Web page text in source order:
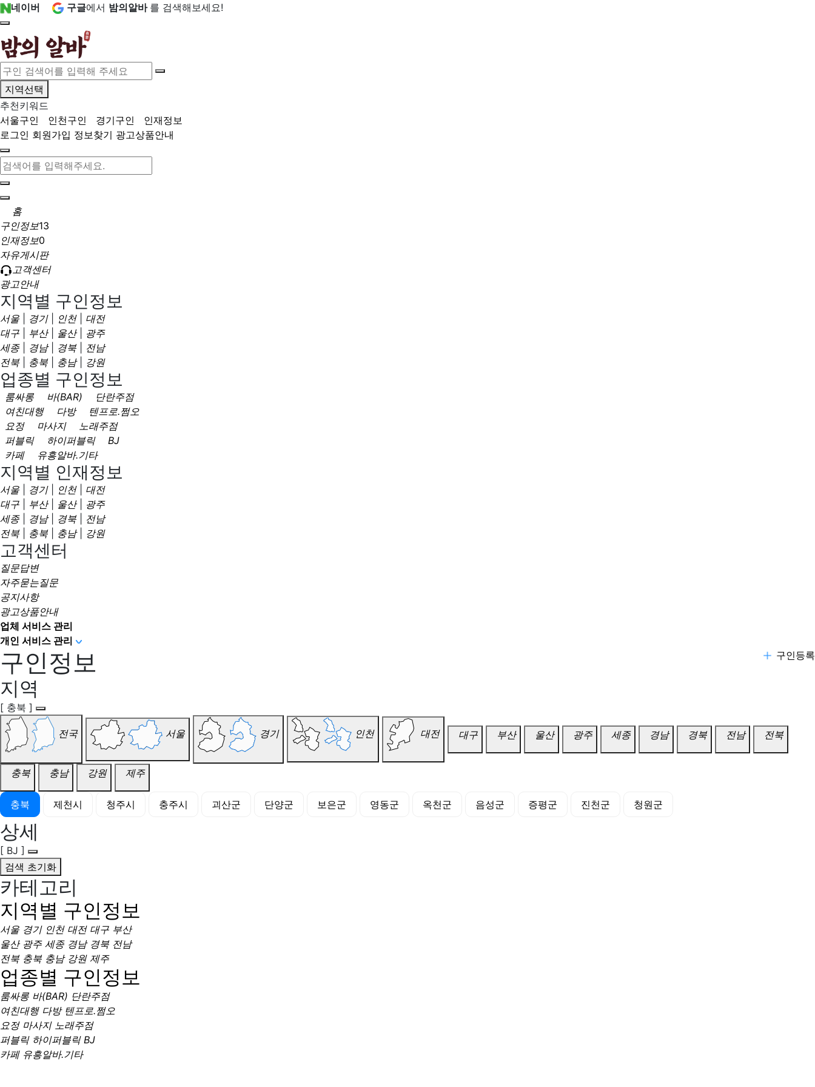
네이버 구글에서 밤의알바 를 검색해보세요!
지역선택
추천키워드
서울구인
인천구인 경기구인
인재정보
로그인 회원가입 정보찾기 광고상품안내
홈
구인정보13
인재정보0
자유게시판
고객센터
광고안내
지역별 구인정보
서울 경기| 인천| 대전
대구
부산| 울산| 광주
세종| 경남| 경북| 전남
전북| 충북| 충남| 강원
업종별 구인정보
룸싸롱 바(BAR)
단란주점
여친대행
다방
텐프로.쩜오
요정
마사지
노래주점
퍼블릭
하이퍼블릭
BJ
카페
유흥알바.기타
지역별 인재정보
서울 경기| 인천| 대전
대구
부산| 울산| 광주
세종| 경남| 경북| 전남
전북| 충북| 충남| 강원
고객센터
질문답변
자주묻는질문
공지사항
광고상품안내
업체 서비스 관리
개인 서비스 관리
구인정보 구인등록
지역
[ 충북 ]
전국 서울 경기 인천 대전 대구 부산 울산 광주 세종 경남 경북 전남 전북
충북 충남 강원 제주
충북 제천시 청주시 충주시 괴산군 단양군 보은군 영동군 옥천군 음성군 증평군 진천군 청원군
상세
[ BJ ]
검색 초기화
카테고리
지역별 구인정보
서울 경기 인천 대전 대구 부산
울산 광주 세종 경남 경북 전남
전북 충북 충남 강원 제주
업종별 구인정보
룸싸롱 바(BAR) 단란주점
여친대행 다방 텐프로.쩜오
요정 마사지 노래주점
퍼블릭 하이퍼블릭 BJ
카페 유흥알바.기타